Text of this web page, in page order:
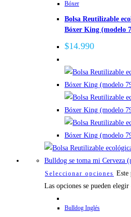
Bóxer
Bolsa Reutilizable
Bóxer King (modelo
$14.990
Seleccionar opciones Este
Las opciones se pueden
Bulldog Inglés